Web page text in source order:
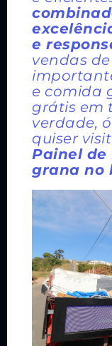
e
vendas
e comida
grátis em
verdade,
quiser
Painel de
grana no